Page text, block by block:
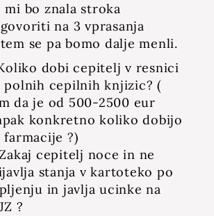
mi bo znala stroka
na 3 vprasanja
se pa bomo dalje menli.
dobi cepitelj v resnici
polnih cepilnih knjizic? (
da je od 500-2500 eur
konkretno koliko dobijo
farmacije ?)
cepitelj noce in ne
stanja v kartoteko po
in javlja ucinke na
?